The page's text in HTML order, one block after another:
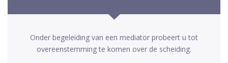
Onder begeleiding van een mediator probeert u tot
overeenstemming te komen over de scheiding.